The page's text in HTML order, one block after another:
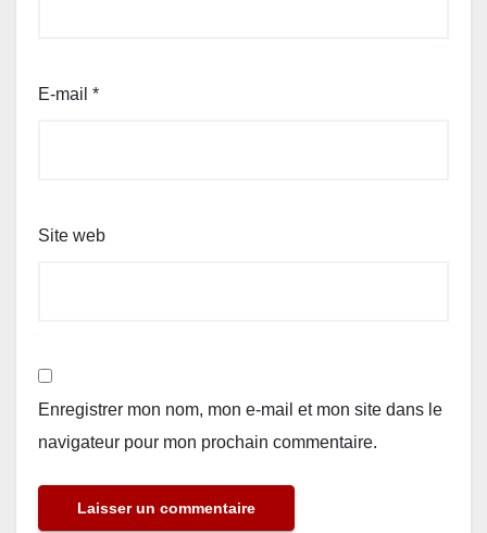
E-mail *
Site web
Enregistrer mon nom, mon e-mail et mon site dans le
navigateur pour mon prochain commentaire.